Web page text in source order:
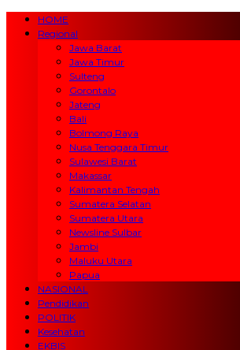
HOME
Regional
Jawa Barat
Jawa Timur
Sulteng
Gorontalo
Jateng
Bali
Bolmong Raya
Nusa Tenggara Timur
Sulawesi Barat
Makassar
Kalimantan Tengah
Sumatera Selatan
Sumatera Utara
Newsline Sulbar
Jambi
Maluku Utara
Papua
NASIONAL
Pendidikan
POLITIK
Kesehatan
EKBIS